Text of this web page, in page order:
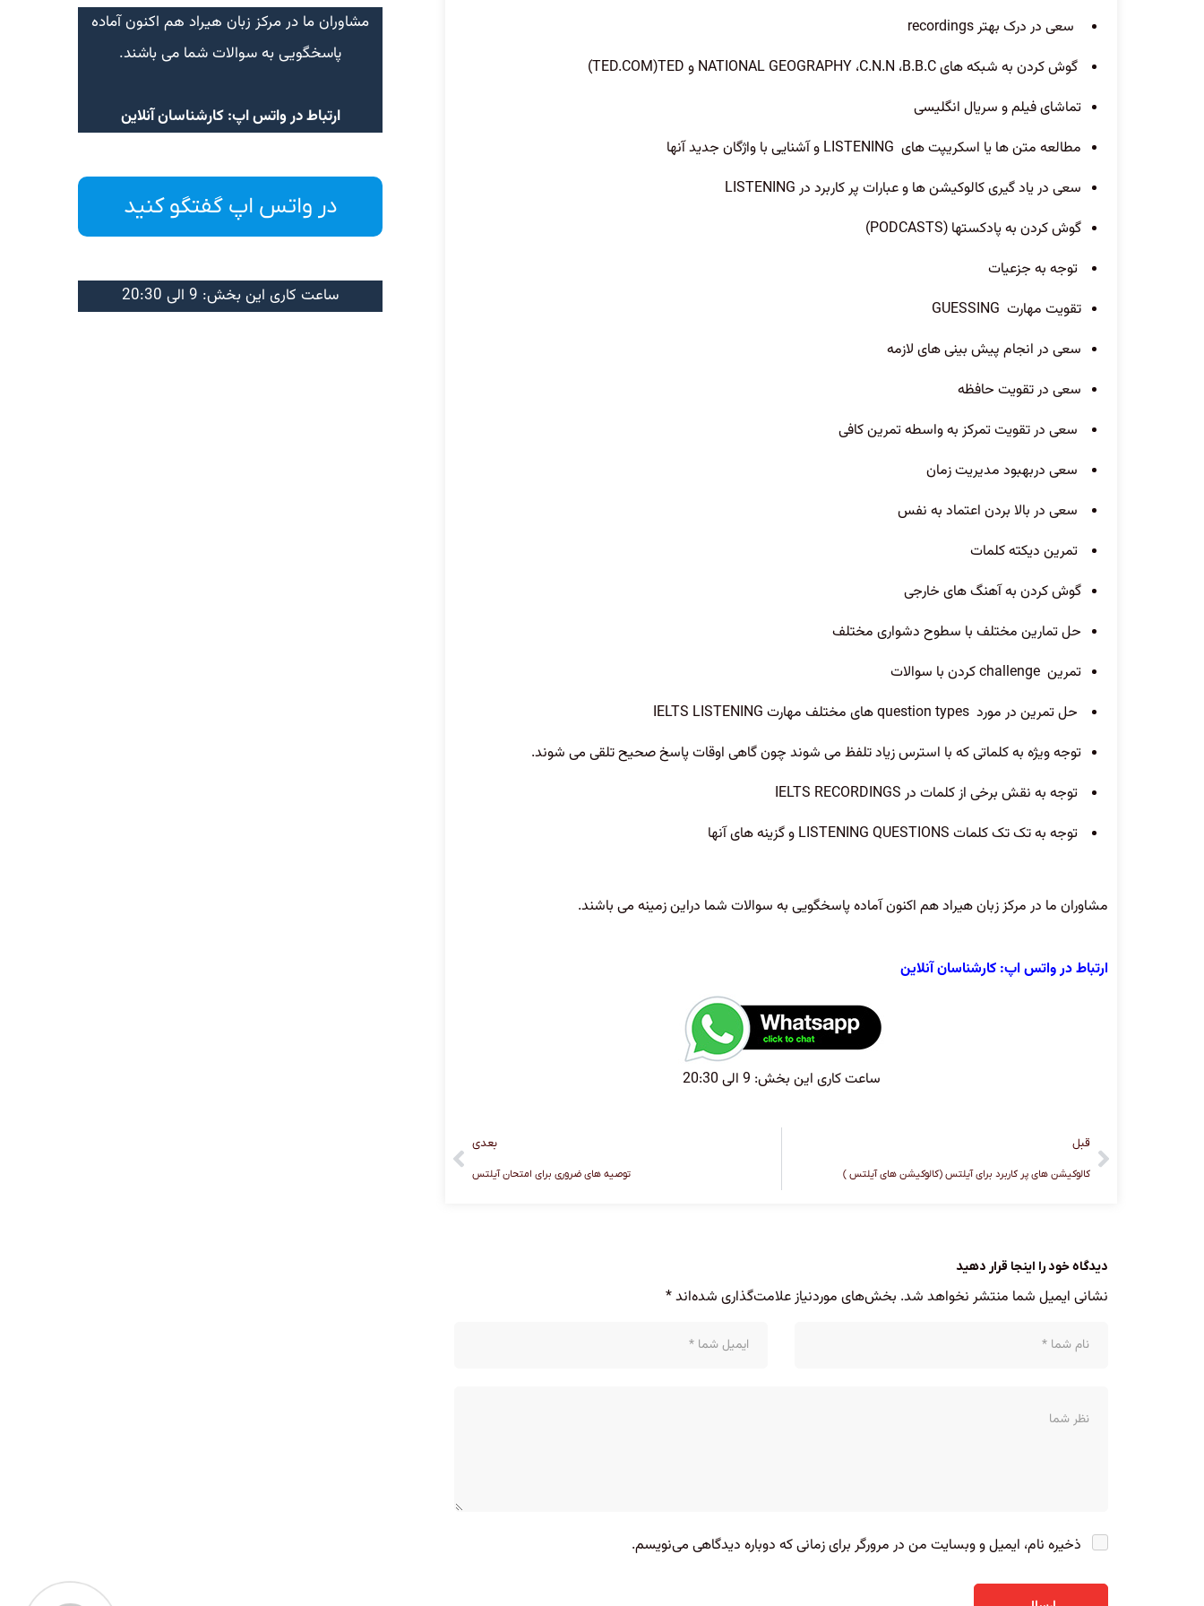
سعی در درک بهترrecordings
گوش کردن به شبکه هایB.B.C، C.N.N، NATIONAL GEOGRAPHY و TED
(TED.COM)
تماشای فیلم و سریال انگلیسی
مطالعه متن ها یا اسکریپت های LISTENING و آشنایی با واژگان جدید آنها
سعی در یاد گیری کالوکیشن ها و عبارات پر کاربرد در LISTENING
گوش کردن به پادکستها (PODCASTS)
توجه به جزعیات
تقویت مهارت GUESSING
سعی در انجام پیش بینی های لازمه
سعی در تقویت حافظه
سعی در تقویت تمرکز به واسطه تمرین کافی
سعی دربهبود مدیریت زمان
سعی در بالا بردن اعتماد به نفس
تمرین دیکته کلمات
گوش کردن به آهنگ های خارجی
حل تمارین مختلف با سطوح دشواری مختلف
تمرین challengeکردن با سوالات
حل تمرین در مورد question typesهای مختلف مهارت IELTS LISTENING
توجه ویژه به کلماتی که با استرس زیاد تلفظ می شوند چون گاهی اوقات پاسخ صحیح تلقی می شوند.
توجه به نقش برخی از کلمات در IELTS RECORDINGS
توجه به تک تک کلمات LISTENING QUESTIONS و گزینه های آنها
مشاوران ما در مرکز زبان هیراد هم اکنون آماده پاسخگویی به سوالات شما دراین زمینه می باشند.
ارتباط در واتس اپ: کارشناسان آنلاین
ساعت کاری این بخش: 9 الی 20:30
قبل
کالوکیشن های پر کاربرد برای آیلتس (کالوکیشن های آیلتس )
بعدی
توصیه های ضروری برای امتحان آیلتس
دیدگاه خود را اینجا قرار دهید
نشانی ایمیل شما منتشر نخواهد شد. بخش‌های موردنیاز علامت‌گذاری شده‌اند*
ذخیره نام، ایمیل و وبسایت من در مرورگر برای زمانی که دوباره دیدگاهی می‌نویسم.
مشاوران ما در مرکز زبان هیراد هم اکنون آماده
پاسخگویی به سوالات شما می باشند.
ارتباط در واتس اپ: کارشناسان آنلاین
در واتس اپ گفتگو کنید
ساعت کاری این بخش: 9 الی 20:30